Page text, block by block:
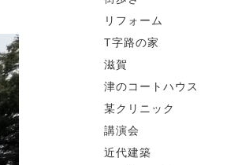
リフォーム
T字路の家
滋賀
津のコートハウス
某クリニック
講演会
近代建築